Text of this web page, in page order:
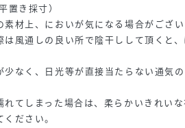
置き採寸）
材上、においが気になる場合がござい
風通しの良い所で陰干しして頂くと
なく、日光等が直接当たらない通気
てしまった場合は、柔らかいきれい
ださい。